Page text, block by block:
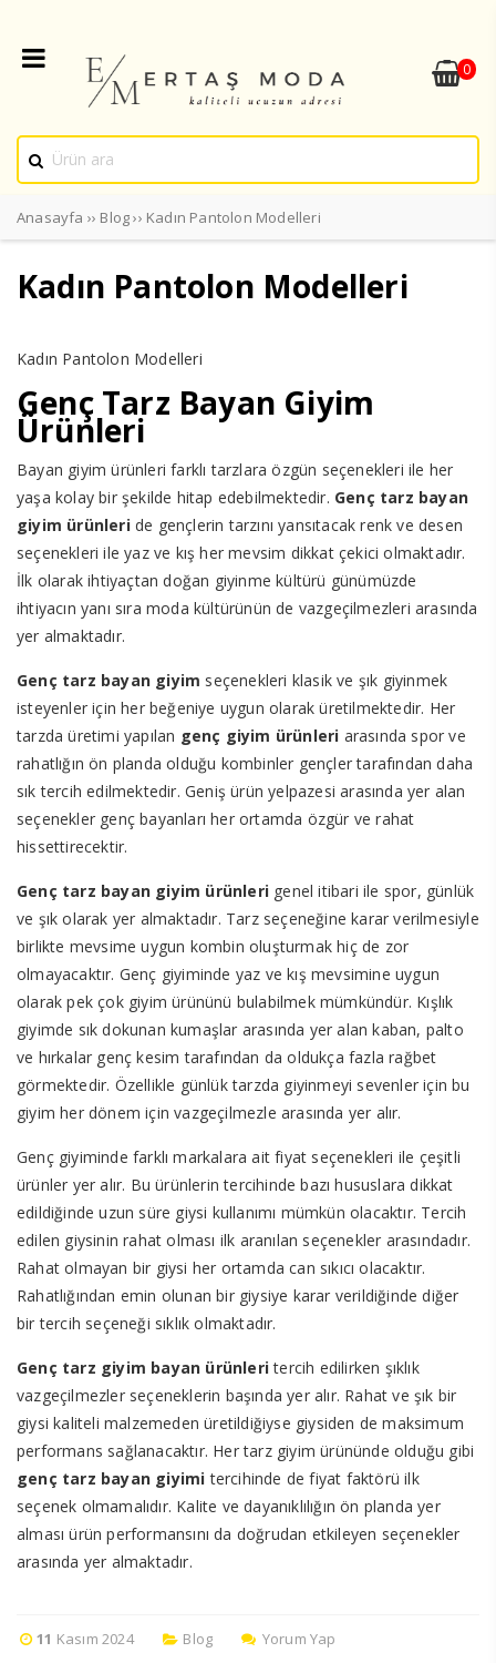
0
Anasayfa ›› Blog›› Kadın Pantolon Modelleri
Kadın Pantolon Modelleri
Kadın Pantolon Modelleri
Genç Tarz Bayan Giyim
Ürünleri
Bayan giyim ürünleri farklı tarzlara özgün seçenekleri ile her
yaşa kolay bir şekilde hitap edebilmektedir. Genç tarz bayan
giyim ürünleride gençlerin tarzını yansıtacak renk ve desen
seçenekleri ile yaz ve kış her mevsim dikkat çekici olmaktadır.
İlk olarak ihtiyaçtan doğan giyinme kültürü günümüzde
ihtiyacın yanı sıra moda kültürünün de vazgeçilmezleri arasında
yer almaktadır.
Genç tarz bayan giyim seçenekleri klasik ve şık giyinmek
isteyenler için her beğeniye uygun olarak üretilmektedir. Her
tarzda üretimi yapılan genç giyim ürünleri arasında spor ve
rahatlığın ön planda olduğu kombinler gençler tarafından daha
sık tercih edilmektedir. Geniş ürün yelpazesi arasında yer alan
seçenekler genç bayanları her ortamda özgür ve rahat
hissettirecektir.
Genç tarz bayan giyim ürünleri genel itibari ile spor, günlük
ve şık olarak yer almaktadır. Tarz seçeneğine karar verilmesiyle
birlikte mevsime uygun kombin oluşturmak hiç de zor
olmayacaktır. Genç giyiminde yaz ve kış mevsimine uygun
olarak pek çok giyim ürününü bulabilmek mümkündür. Kışlık
giyimde sık dokunan kumaşlar arasında yer alan kaban, palto
ve hırkalar genç kesim tarafından da oldukça fazla rağbet
görmektedir. Özellikle günlük tarzda giyinmeyi sevenler için bu
giyim her dönem için vazgeçilmezle arasında yer alır.
Genç giyiminde farklı markalara ait fiyat seçenekleri ile çeşitli
ürünler yer alır. Bu ürünlerin tercihinde bazı hususlara dikkat
edildiğinde uzun süre giysi kullanımı mümkün olacaktır. Tercih
edilen giysinin rahat olması ilk aranılan seçenekler arasındadır.
Rahat olmayan bir giysi her ortamda can sıkıcı olacaktır.
Rahatlığından emin olunan bir giysiye karar verildiğinde diğer
bir tercih seçeneği sıklık olmaktadır.
Genç tarz giyim bayan ürünleritercih edilirken şıklık
vazgeçilmezler seçeneklerin başında yer alır. Rahat ve şık bir
giysi kaliteli malzemeden üretildiğiyse giysiden de maksimum
performans sağlanacaktır. Her tarz giyim ürününde olduğu gibi
genç tarz bayan giyimi tercihinde de fiyat faktörü ilk
seçenek olmamalıdır. Kalite ve dayanıklılığın ön planda yer
alması ürün performansını da doğrudan etkileyen seçenekler
arasında yer almaktadır.
11 Kasım 2024 Blog
Yorum Yap